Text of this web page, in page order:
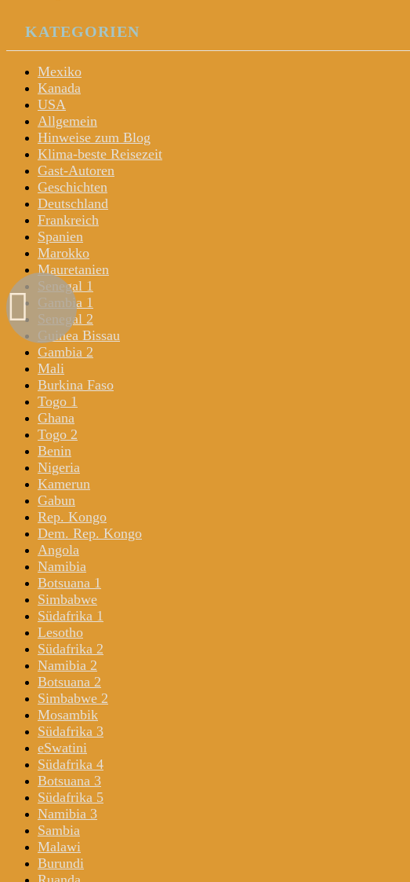
KATEGORIEN
Mexiko
Kanada
USA
Allgemein
Hinweise zum Blog
Klima-beste Reisezeit
Gast-Autoren
Geschichten
Deutschland
Frankreich
Spanien
Marokko
Mauretanien
Senegal 1
Gambia 1
Senegal 2
Guinea Bissau
Gambia 2
Mali
Burkina Faso
Togo 1
Ghana
Togo 2
Benin
Nigeria
Kamerun
Gabun
Rep. Kongo
Dem. Rep. Kongo
Angola
Namibia
Botsuana 1
Simbabwe
Südafrika 1
Lesotho
Südafrika 2
Namibia 2
Botsuana 2
Simbabwe 2
Mosambik
Südafrika 3
eSwatini
Südafrika 4
Botsuana 3
Südafrika 5
Namibia 3
Sambia
Malawi
Burundi